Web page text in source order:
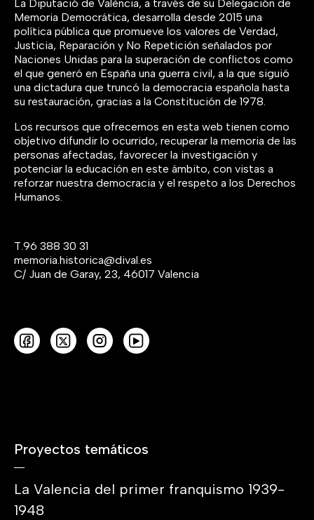
1997,El artefacto perverso es una de las
grandes obras de la historieta española, que
por fin vuelve a estar disponible en una
nueva edición.
1939, por motivos de salubridad, el campo
fue clausurado y los presos redistribuidos.
Alrededor de 12.000 fueron trasladados a un
campo bastante desconocido: el Campo de
Concentración de Portaceli (Serra). El
campo tuvo una población «flotante» de
entre 4.000 y 5.000 internos pero a finales
de 1939 con la llegada de los presos de
Albatera, la cifra subió de golpe hasta los
12.000-15.000 internos, momento en que la
situación se convirtió en catastrófica para
todos ellos. Finalmente el campo fue
desmantelado entre finales de diciembre de
hechos, con material gráfico, documentos,
testigos y estudios sobre el campo para su
divulgación y conocimiento. Las distintas
autor (catalán y/o castellano).
La Diputació de València, a través de su Delegación de
Memoria Democrática, desarrolla desde 2015 una
política pública que promueve los valores de Verdad,
Justicia, Reparación y No Repetición señalados por
Naciones Unidas para la superación de conflictos como
el que generó en España una guerra civil, a la que siguió
una dictadura que truncó la democracia española hasta
su restauración, gracias a la Constitución de 1978.
Los recursos que ofrecemos en esta web tienen como
objetivo difundir lo ocurrido, recuperar la memoria de las
personas afectadas, favorecer la investigación y
potenciar la educación en este ámbito, con vistas a
reforzar nuestra democracia y el respeto a los Derechos
Humanos.
T.96 388 30 31
memoria.historica@dival.es
C/ Juan de Garay, 23, 46017 Valencia
Proyectos temáticos
La Valencia del primer franquismo 1939-
1948